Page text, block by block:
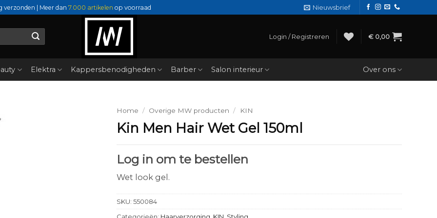
verzonden | Meer dan 7.000 artikelen op voorraad Nieuwsbrief
Login / Registreren € 0,00
Elektra Kappersbenodigheden Barber Salon interieur Over ons
Home / Overige MW producten / KIN
Kin Men Hair Wet Gel 150ml
Log in om te bestellen
Wet look gel.
SKU: 550084